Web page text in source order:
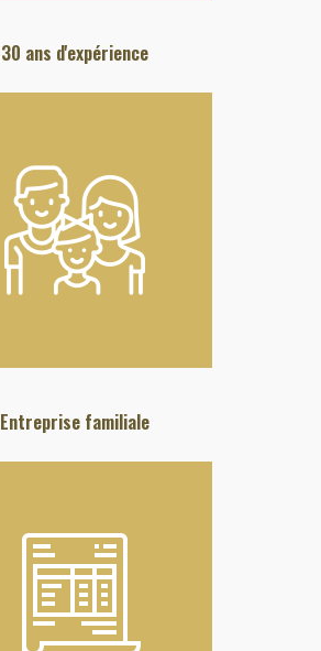
30 ans d'expérience
Entreprise familiale